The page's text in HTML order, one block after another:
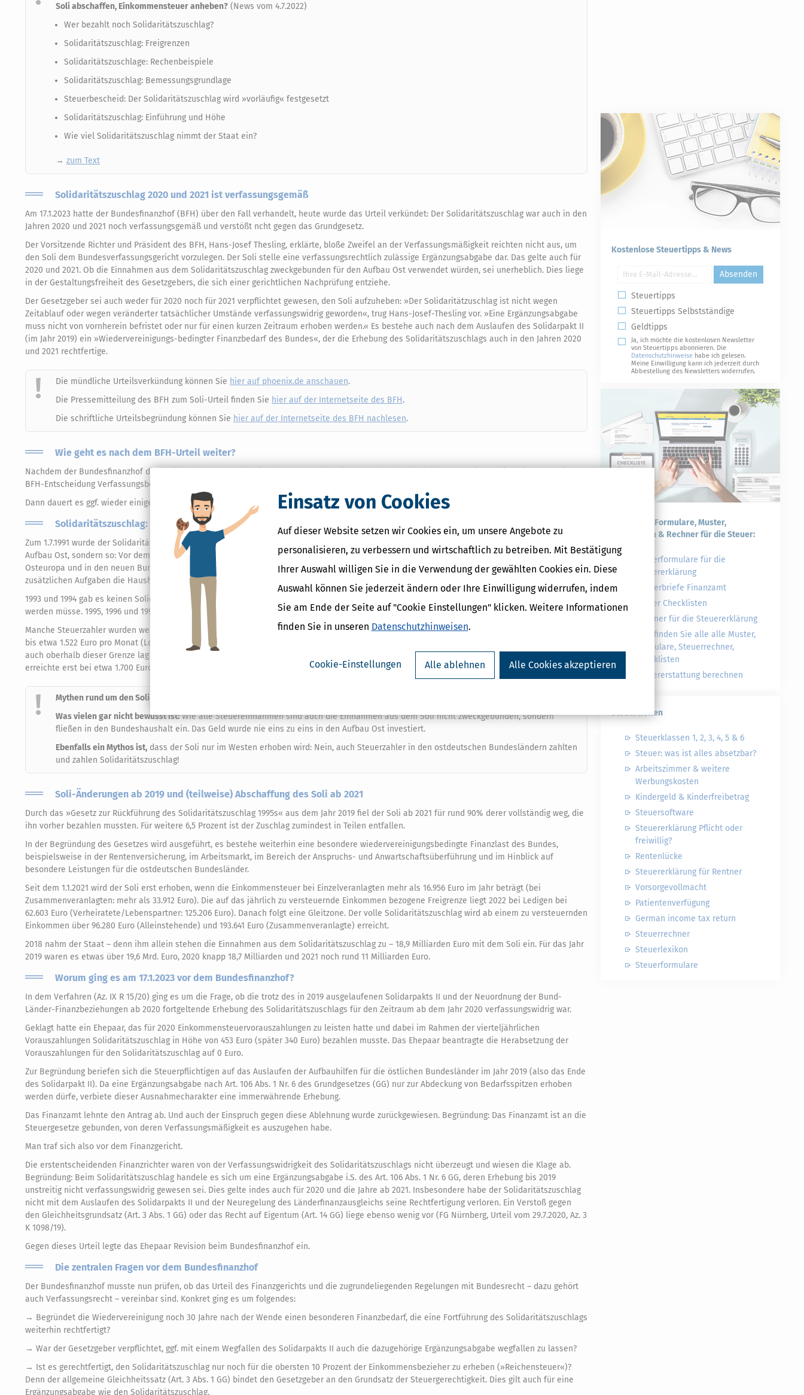
Einsatz von Cookies
Auf dieser Website setzen wir Cookies ein, um unsere Angebote zu
personalisieren, zu verbessern und wirtschaftlich zu betreiben. Mit Bestätigung
Ihrer Auswahl willigen Sie in die Verwendung der gewählten Cookies ein. Diese
Auswahl können Sie jederzeit ändern oder Ihre Einwilligung widerrufen, indem
Sie am Ende der Seite auf "Cookie Einstellungen" klicken. Weitere Informationen
finden Sie in unseren Datenschutzhinweisen.
Cookie-Einstellungen Alle ablehnen Alle Cookies akzeptieren
Soli abschaffen, Einkommensteuer anheben? (News vom 4.7.2022)
Wer bezahlt noch Solidaritätszuschlag?
Solidaritätszuschlag: Freigrenzen
Solidaritätszuschlage: Rechenbeispiele
Solidaritätszuschlag: Bemessungsgrundlage
Steuerbescheid: Der Solidaritätszuschlag wird »vorläufig« festgesetzt
Solidaritätszuschlag: Einführung und Höhe
Wie viel Solidaritätszuschlag nimmt der Staat ein?
→ zum Text
Solidaritätszuschlag 2020 und 2021 ist verfassungsgemäß
Am 17.1.2023 hatte der Bundesfinanzhof (BFH) über den Fall verhandelt, heute wurde das Urteil verkündet: Der Solidaritätszuschlag war auch in den
Jahren 2020 und 2021 noch verfassungsgemäß und verstößt ncht gegen das Grundgesetz.
Der Vorsitzende Richter und Präsident des BFH, Hans-Josef Thesling, erklärte, bloße Zweifel an der Verfassungsmäßigkeit reichten nicht aus, um
den Soli dem Bundesverfassungsgericht vorzulegen. Der Soli stelle eine verfassungsrechtlich zulässige Ergänzungsabgabe dar. Das gelte auch für
2020 und 2021. Ob die Einnahmen aus dem Solidaritätszuschlag zweckgebunden für den Aufbau Ost verwendet würden, sei unerheblich. Dies liege
in der Gestaltungsfreiheit des Gesetzgebers, die sich einer gerichtlichen Nachprüfung entziehe.
Der Gesetzgeber sei auch weder für 2020 noch für 2021 verpflichtet gewesen, den Soli aufzuheben: »Der Solidaritätzuschlag ist nicht wegen
Zeitablauf oder wegen veränderter tatsächlicher Umstände verfassungswidrig geworden«, trug Hans-Josef-Thesling vor. »Eine Ergänzungsabgabe
muss nicht von vornherein befristet oder nur für einen kurzen Zeitraum erhoben werden.« Es bestehe auch nach dem Auslaufen des Solidarpakt II
(im Jahr 2019) ein »Wiedervereinigungs-bedingter Finanzbedarf des Bundes«, der die Erhebung des Solidaritätszuschlags auch in den Jahren 2020
und 2021 rechtfertige.
Die mündliche Urteilsverkündung können Sie hier auf phoenix.de anschauen.
Die Pressemitteilung des BFH zum Soli-Urteil finden Sie hier auf der Internetseite des BFH.
Die schriftliche Urteilsbegründung können Sie hier auf der Internetseite des BFH nachlesen.
Wie geht es nach dem BFH-Urteil weiter?
Nachdem der Bundesfinanzhof die Revision der Steuerpflichtigen heute zurückgewiesen hat, haben diese jetzt noch die Möglichkeit, gegen die
BFH-Entscheidung Verfassungsbeschwerde beim Bundesverfassungsgericht einzulegen.
Dann dauert es ggf. wieder einige Zeit, bis dort entschieden wird und wir wieder über den Soli berichten können!
Solidaritätszuschlag: Einführung und Höhe
Zum 1.7.1991 wurde der Solidaritätszuschlag eingeführt und betrug damals bis 30.6.1992 7,5%. Begründet wurde seine Einführung nicht nur mit dem
Aufbau Ost, sondern so: Vor dem Hintergrund der jüngsten Veränderungen in der Weltlage (Entwicklungen im Mittleren Osten, in Südost- und
Osteuropa und in den neuen Bundesländern), die die Bundesrepublik Deutschland verstärkt in die Pflicht nehmen, müssen zur Finanzierung der
zusätzlichen Aufgaben die Haushaltseinnahmen des Bundes verbessert werden. (
1993 und 1994 gab es keinen Solidaritätszuschlag. 1995 wurde er wieder eingeführt mit der Begründung, dass die Deutsche Einheit finanziert
werden müsse. 1995, 1996 und 1997 waren wieder 7,5% fällig, ab 1998 zahlten die meistens Soli-Pflichtigen 5,5%.
Manche Steuerzahler wurden weniger belastet, denn es gab eine Freigrenze mit Gleitzone (auch Milderungszone genannt): Für Bruttoeinkommen
bis etwa 1.522 Euro pro Monat (Lohnsteuerklasse I) bzw. 2.878 Euro pro Monat (Lohnsteuerklasse III) wurde kein Solidaritätszuschlag erhoben. Aber
auch oberhalb dieser Grenze lag der durchschnittliche Solidaritätszuschlagssatz zunächst unter 5,5% (bezogen auf den Steuerbetrag) und
erreichte erst bei etwa 1.700 Euro pro Monat (Lohnsteuerklasse I) bzw. 3.200 Euro pro Monat (Lohnsteuerklasse III) den Höchstsatz.
Mythen rund um den Solidaritätszuschlag
Was vielen gar nicht bewusst ist:Wie alle Steuereinnahmen sind auch die Einnahmen aus dem Soli nicht zweckgebunden, sondern
fließen in den Bundeshaushalt ein. Das Geld wurde nie eins zu eins in den Aufbau Ost investiert.
Ebenfalls ein Mythos ist, dass der Soli nur im Westen erhoben wird: Nein, auch Steuerzahler in den ostdeutschen Bundesländern zahlten
und zahlen Solidaritätszuschlag!
Soli-Änderungen ab 2019 und (teilweise) Abschaffung des Soli ab 2021
Durch das »Gesetz zur Rückführung des Solidaritätszuschlag 1995s« aus dem Jahr 2019 fiel der Soli ab 2021 für rund 90% derer vollständig weg, die
ihn vorher bezahlen mussten. Für weitere 6,5 Prozent ist der Zuschlag zumindest in Teilen entfallen.
In der Begründung des Gesetzes wird ausgeführt, es bestehe weiterhin eine besondere wiedervereinigungsbedingte Finanzlast des Bundes,
beispielsweise in der Rentenversicherung, im Arbeitsmarkt, im Bereich der Anspruchs- und Anwartschaftsüberführung und im Hinblick auf
besondere Leistungen für die ostdeutschen Bundesländer.
Seit dem 1.1.2021 wird der Soli erst erhoben, wenn die Einkommensteuer bei Einzelveranlagten mehr als 16.956 Euro im Jahr beträgt (bei
Zusammenveranlagten: mehr als 33.912 Euro). Die auf das jährlich zu versteuernde Einkommen bezogene Freigrenze liegt 2022 bei Ledigen bei
62.603 Euro (Verheiratete/Lebenspartner: 125.206 Euro). Danach folgt eine Gleitzone. Der volle Solidaritätszuschlag wird ab einem zu versteuernden
Einkommen über 96.280 Euro (Alleinstehende) und 193.641 Euro (Zusammenveranlagte) erreicht.
2018 nahm der Staat – denn ihm allein stehen die Einnahmen aus dem Solidaritätszuschlag zu – 18,9 Milliarden Euro mit dem Soli ein. Für das Jahr
2019 waren es etwas über 19,6 Mrd. Euro, 2020 knapp 18,7 Milliarden und 2021 noch rund 11 Milliarden Euro.
Worum ging es am 17.1.2023 vor dem Bundesfinanzhof?
In dem Verfahren (Az. IX R 15/20) ging es um die Frage, ob die trotz des in 2019 ausgelaufenen Solidarpakts II und der Neuordnung der Bund-
Länder-Finanzbeziehungen ab 2020 fortgeltende Erhebung des Solidaritätszuschlags für den Zeitraum ab dem Jahr 2020 verfassungswidrig war.
Geklagt hatte ein Ehepaar, das für 2020 Einkommensteuervorauszahlungen zu leisten hatte und dabei im Rahmen der vierteljährlichen
Vorauszahlungen Solidaritätszuschlag in Höhe von 453 Euro (später 340 Euro) bezahlen musste. Das Ehepaar beantragte die Herabsetzung der
Vorauszahlungen für den Solidaritätszuschlag auf 0 Euro.
Zur Begründung beriefen sich die Steuerpflichtigen auf das Auslaufen der Aufbauhilfen für die östlichen Bundesländer im Jahr 2019 (also das Ende
des Solidarpakt II). Da eine Ergänzungsabgabe nach Art. 106 Abs. 1 Nr. 6 des Grundgesetzes (GG) nur zur Abdeckung von Bedarfsspitzen erhoben
werden dürfe, verbiete dieser Ausnahmecharakter eine immerwährende Erhebung.
Das Finanzamt lehnte den Antrag ab. Und auch der Einspruch gegen diese Ablehnung wurde zurückgewiesen. Begründung: Das Finanzamt ist an die
Steuergesetze gebunden, von deren Verfassungsmäßigkeit es auszugehen habe.
Man traf sich also vor dem Finanzgericht.
Die erstentscheidenden Finanzrichter waren von der Verfassungswidrigkeit des Solidaritätszuschlags nicht überzeugt und wiesen die Klage ab.
Begründung: Beim Solidaritätszuschlag handele es sich um eine Ergänzungsabgabe i.S. des Art. 106 Abs. 1 Nr. 6 GG, deren Erhebung bis 2019
unstreitig nicht verfassungswidrig gewesen sei. Dies gelte indes auch für 2020 und die Jahre ab 2021. Insbesondere habe der Solidaritätszuschlag
nicht mit dem Auslaufen des Solidarpakts II und der Neuregelung des Länderfinanzausgleichs seine Rechtfertigung verloren. Ein Verstoß gegen
den Gleichheitsgrundsatz (Art. 3 Abs. 1 GG) oder das Recht auf Eigentum (Art. 14 GG) liege ebenso wenig vor (FG Nürnberg, Urteil vom 29.7.2020, Az. 3
K 1098/19).
Gegen dieses Urteil legte das Ehepaar Revision beim Bundesfinanzhof ein.
Die zentralen Fragen vor dem Bundesfinanzhof
Der Bundesfinanzhof musste nun prüfen, ob das Urteil des Finanzgerichts und die zugrundeliegenden Regelungen mit Bundesrecht – dazu gehört
auch Verfassungsrecht – vereinbar sind. Konkret ging es um folgendes:
→ Begründet die Wiedervereinigung noch 30 Jahre nach der Wende einen besonderen Finanzbedarf, die eine Fortführung des Solidaritätszuschlags
weiterhin rechtfertigt?
→ War der Gesetzgeber verpflichtet, ggf. mit einem Wegfallen des Solidarpakts II auch die dazugehörige Ergänzungsabgabe wegfallen zu lassen?
→ Ist es gerechtfertigt, den Solidaritätszuschlag nur noch für die obersten 10 Prozent der Einkommensbezieher zu erheben (»Reichensteuer«)?
Denn der allgemeine Gleichheitssatz (Art. 3 Abs. 1 GG) bindet den Gesetzgeber an den Grundsatz der Steuergerechtigkeit. Dies gilt auch für eine
Ergänzungsabgabe wie den Solidaritätszuschlag.
Kostenlose Steuertipps & News
Absenden
Steuertipps
Steuertipps Selbstständige
Geldtipps
Ja, ich möchte die kostenlosen Newsletter
von Steuertipps abonnieren. Die
Datenschutzhinweise habe ich gelesen.
Meine Einwilligung kann ich jederzeit durch
Abbestellung des Newsletters widerrufen.
Praktische Formulare, Muster,
Checklisten & Rechner für die Steuer:
Steuerformulare für die
Steuererklärung
Musterbriefe Finanzamt
Steuer Checklisten
Rechner für die Steuererklärung
Hier finden Sie alle alle Muster,
Formulare, Steuerrechner,
Checklisten
Steuererstattung berechnen
Steuerwelten
Steuerklassen 1, 2, 3, 4, 5 & 6
Steuer: was ist alles absetzbar?
Arbeitszimmer & weitere
Werbungskosten
Kindergeld & Kinderfreibetrag
Steuersoftware
Steuererklärung Pflicht oder
freiwillig?
Rentenlücke
Steuererklärung für Rentner
Vorsorgevollmacht
Patientenverfügung
German income tax return
Steuerrechner
Steuerlexikon
Steuerformulare